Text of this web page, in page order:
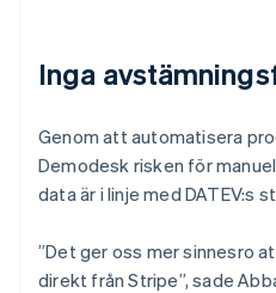
Inga
Genom att automatisera
Demodesk risken för
data är i linje med DATEV:s
”Det ger oss mer sinnesro
direkt från Stripe”, sade